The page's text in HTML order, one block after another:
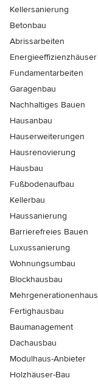
Kellersanierung
Betonbau
Abrissarbeiten
Energieeffizienzhäuser
Fundamentarbeiten
Garagenbau
Nachhaltiges Bauen
Hausanbau
Hauserweiterungen
Hausrenovierung
Hausbau
Fußbodenaufbau
Kellerbau
Haussanierung
Barrierefreies Bauen
Luxussanierung
Wohnungsumbau
Blockhausbau
Mehrgenerationenhaus
Fertighausbau
Baumanagement
Dachausbau
Modulhaus-Anbieter
Holzhäuser-Bau